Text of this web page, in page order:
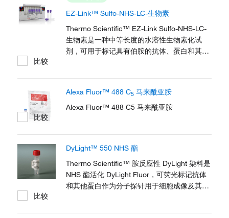
EZ-Link™ Sulfo-NHS-LC-生物素
Thermo Scientific™ EZ-Link Sulfo-NHS-LC-
生物素是一种中等长度的水溶性生物素化试
剂，可用于标记具有伯胺的抗体、蛋白和其他
比较
Alexa Fluor™ 488 C5 马来酰亚胺
Alexa Fluor™ 488 C5 马来酰亚胺
比较
DyLight™ 550 NHS 酯
Thermo Scientific™ 胺反应性 DyLight 染料是
NHS 酯活化 DyLight Fluor，可荧光标记抗体
和其他蛋白作为分子探针用于细胞成像及其他
比较